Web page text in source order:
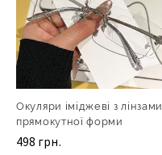
Окуляри іміджеві з лінзами
прямокутної форми
498 грн.